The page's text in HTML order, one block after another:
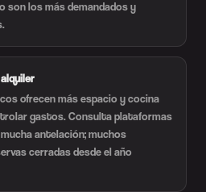
son los más demandados y
ofrecen más espacio y cocina
gastos. Consulta plataformas
antelación; muchos
cerradas desde el año